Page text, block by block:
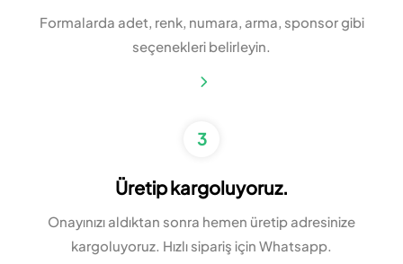
Formalarda adet, renk, numara, arma, sponsor gibi
seçenekleri belirleyin.
3
Üretip kargoluyoruz.
Onayınızı aldıktan sonra hemen üretip adresinize
kargoluyoruz. Hızlı sipariş için Whatsapp.